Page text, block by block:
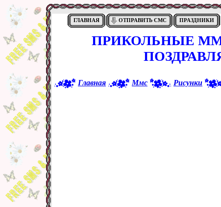
ГЛАВНАЯ ОТПРАВИТЬ СМС ПРАЗДНИКИ
ПРИКОЛЬНЫЕ
Главная Ммс Рисунки